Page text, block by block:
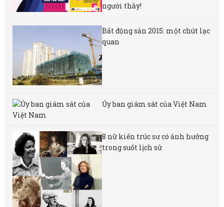
người thầy!
Bất động sản 2015: một chút lạc
quan
Ủy ban giám sát của Việt Nam
8 nữ kiến ​​trúc sư có ảnh hưởng
trong suốt lịch sử